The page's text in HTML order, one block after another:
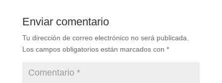
Enviar comentario
Tu dirección de correo electrónico no será publicada.
Los campos obligatorios están marcados con *